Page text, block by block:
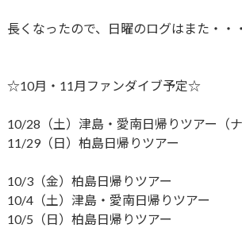
長くなったので、日曜のログはまた・・・
☆10月・11月ファンダイブ予定☆
10/28（土）津島・愛南日帰りツアー（
11/29（日）柏島日帰りツアー
10/3（金）柏島日帰りツアー
10/4（土）津島・愛南日帰りツアー
10/5（日）柏島日帰りツアー